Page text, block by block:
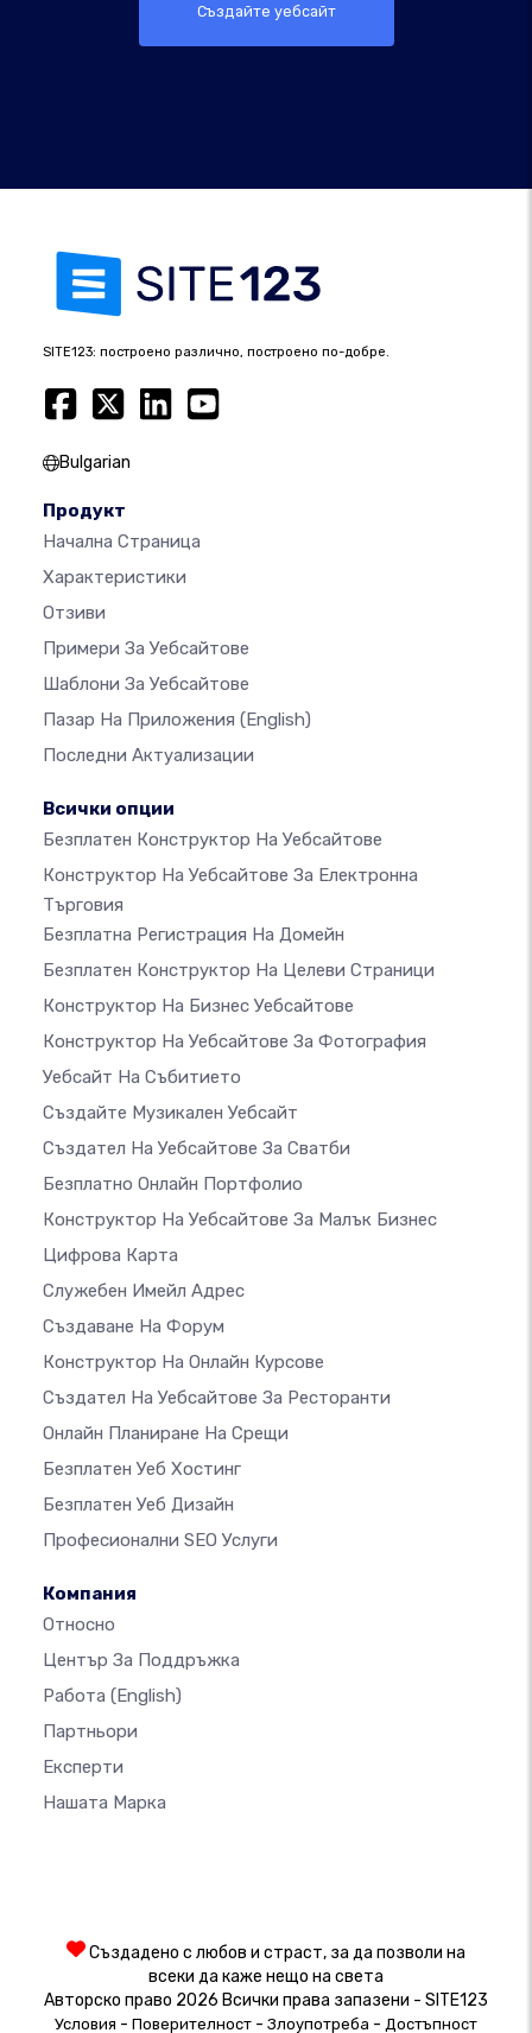
Създайте уебсайт
SITE123: построено различно, построено по-добре.
Bulgarian
Продукт
Начална Страница
Характеристики
Отзиви
Примери За Уебсайтове
Шаблони За Уебсайтове
Пазар На Приложения (English)
Последни Актуализации
Всички опции
Безплатен Конструктор На Уебсайтове
Конструктор На Уебсайтове За Електронна
Търговия
Безплатна Регистрация На Домейн
Безплатен Конструктор На Целеви Страници
Конструктор На Бизнес Уебсайтове
Конструктор На Уебсайтове За Фотография
Уебсайт На Събитието
Създайте Музикален Уебсайт
Създател На Уебсайтове За Сватби
Безплатно Онлайн Портфолио
Конструктор На Уебсайтове За Малък Бизнес
Цифрова Карта
Служебен Имейл Адрес
Създаване На Форум
Конструктор На Онлайн Курсове
Създател На Уебсайтове За Ресторанти
Онлайн Планиране На Срещи
Безплатен Уеб Хостинг
Безплатен Уеб Дизайн
Професионални SEO Услуги
Компания
Относно
Център За Поддръжка
Работа (English)
Партньори
Експерти
Нашата Марка
Създадено с любов и страст, за да позволи на
всеки да каже нещо на света
Авторско право 2026 Всички права запазени - SITE123
Условия - Поверителност - Злоупотреба - Достъпност